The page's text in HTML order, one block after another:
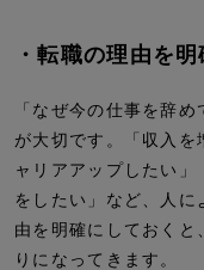
・転職の理由を
「なぜ今の仕事を辞
が大切です。「収入を
ャリアアップしたい
をしたい」など、人
由を明確にしておく
りになってきます。